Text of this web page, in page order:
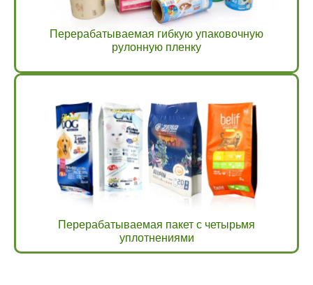
Перерабатываемая гибкую упаковочную
рулонную пленку
Перерабатываемая пакет с четырьмя
уплотнениями